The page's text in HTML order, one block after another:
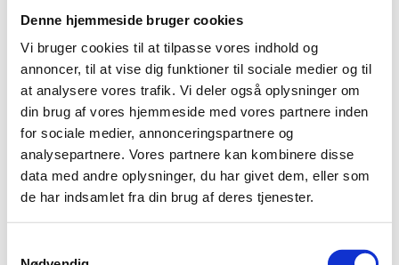
Denne hjemmeside bruger cookies
Vi bruger cookies til at tilpasse vores indhold og
annoncer, til at vise dig funktioner til sociale medier og til
at analysere vores trafik. Vi deler også oplysninger om
din brug af vores hjemmeside med vores partnere inden
for sociale medier, annonceringspartnere og
analysepartnere. Vores partnere kan kombinere disse
data med andre oplysninger, du har givet dem, eller som
de har indsamlet fra din brug af deres tjenester.
Country Policy and Information Note. Iran: Fear of
punishment for crimes committed in other countries
(“Double Jeopardy” or re-prosecution)
01.01.2018 Bilag 736UK Home Office (UK HO) Iran (I)
Indeholder oplysninger om dobbeltstraf under henvisning
til den iranske straffelovs artikel 7.
Download